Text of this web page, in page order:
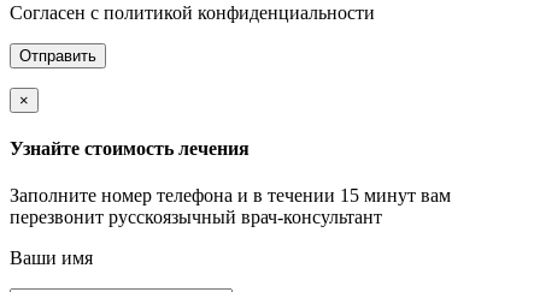
Согласен с политикой конфиденциальности
×
Узнайте стоимость лечения
Заполните номер телефона и в течении 15 минут вам
перезвонит русскоязычный врач-консультант
Ваши имя